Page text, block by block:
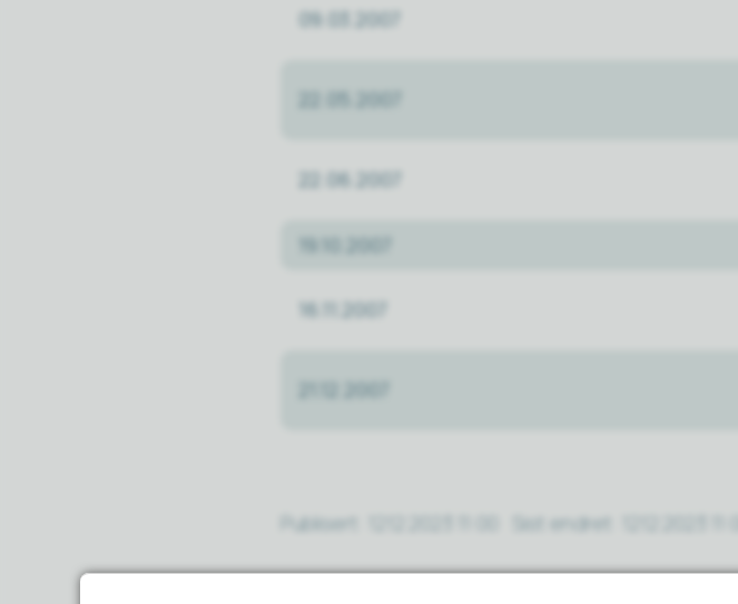
09.03.2007
22.05.2007
22.06.2007
19.10.2007
16.11.2007
21.12.2007
Publisert Sist endret